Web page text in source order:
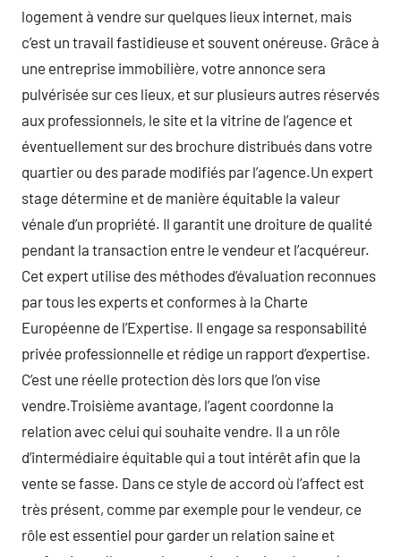
logement à vendre sur quelques lieux internet, mais
c’est un travail fastidieuse et souvent onéreuse. Grâce à
une entreprise immobilière, votre annonce sera
pulvérisée sur ces lieux, et sur plusieurs autres réservés
aux professionnels, le site et la vitrine de l’agence et
éventuellement sur des brochure distribués dans votre
quartier ou des parade modifiés par l’agence.Un expert
stage détermine et de manière équitable la valeur
vénale d’un propriété. Il garantit une droiture de qualité
pendant la transaction entre le vendeur et l’acquéreur.
Cet expert utilise des méthodes d’évaluation reconnues
par tous les experts et conformes à la Charte
Européenne de l’Expertise. Il engage sa responsabilité
privée professionnelle et rédige un rapport d’expertise.
C’est une réelle protection dès lors que l’on vise
vendre.Troisième avantage, l’agent coordonne la
relation avec celui qui souhaite vendre. Il a un rôle
d’intermédiaire équitable qui a tout intérêt afin que la
vente se fasse. Dans ce style de accord où l’affect est
très présent, comme par exemple pour le vendeur, ce
rôle est essentiel pour garder un relation saine et